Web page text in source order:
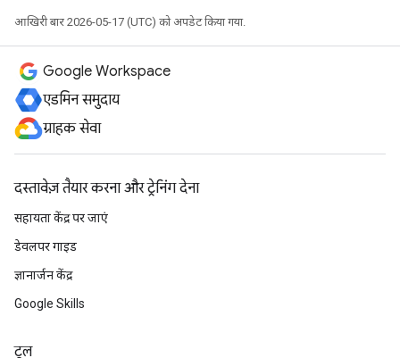
आखिरी बार 2026-05-17 (UTC) को अपडेट किया गया.
Google Workspace
एडमिन समुदाय
ग्राहक सेवा
दस्तावेज़ तैयार करना और ट्रेनिंग देना
सहायता केंद्र पर जाएं
डेवलपर गाइड
ज्ञानार्जन केंद्र
Google Skills
टूल